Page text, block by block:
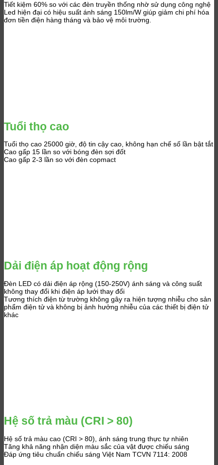
Tiết kiệm 60% so với các đèn truyền thống nhờ sử dụng công nghệ
Led hiện đại có hiệu suất ánh sáng 150lm/W giúp giảm chi phí hóa
đơn tiền điện hàng tháng và bảo vệ môi trường.
Tuổi thọ cao
Tuổi thọ cao 25000 giờ, độ tin cậy cao, không hạn chế số lần bật tắt
Cao gấp 15 lần so với bóng đèn sợi đốt
Cao gấp 2-3 lần so với đèn copmact
Dải điện áp hoạt động rộng
Đèn LED có dải điện áp rộng (150-250V) ánh sáng và công suất
không thay đổi khi điện áp lưới thay đổi
Tương thích điện từ trường không gây ra hiện tượng nhiễu cho sản
phẩm điện tử và không bị ảnh hưởng nhiễu của các thiết bị điện tử
khác
Hệ số trả màu (CRI > 80)
Hệ số trả màu cao (CRI > 80), ánh sáng trung thực tự nhiên
Tăng khả năng nhận diện màu sắc của vật được chiếu sáng
Đáp ứng tiêu chuẩn chiếu sáng Việt Nam TCVN 7114: 2008